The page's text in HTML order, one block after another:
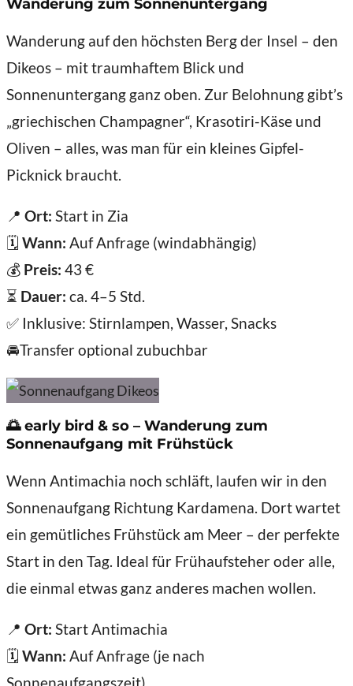
Wanderung zum Sonnenuntergang
Wanderung auf den höchsten Berg der Insel – den
Dikeos – mit traumhaftem Blick und
Sonnenuntergang ganz oben. Zur Belohnung gibt’s
„griechischen Champagner“, Krasotiri-Käse und
Oliven – alles, was man für ein kleines Gipfel-
Picknick braucht.
📍 Ort: Start in Zia
🗓️ Wann: Auf Anfrage (windabhängig)
💰 Preis: 43 €
⏳ Dauer: ca. 4–5 Std.
✅ Inklusive: Stirnlampen, Wasser, Snacks
🚘Transfer optional zubuchbar
🌅early bird & so – Wanderung zum
Sonnenaufgang mit Frühstück
Wenn Antimachia noch schläft, laufen wir in den
Sonnenaufgang Richtung Kardamena. Dort wartet
ein gemütliches Frühstück am Meer – der perfekte
Start in den Tag. Ideal für Frühaufsteher oder alle,
die einmal etwas ganz anderes machen wollen.
📍 Ort: Start Antimachia
🗓️ Wann: Auf Anfrage (je nach